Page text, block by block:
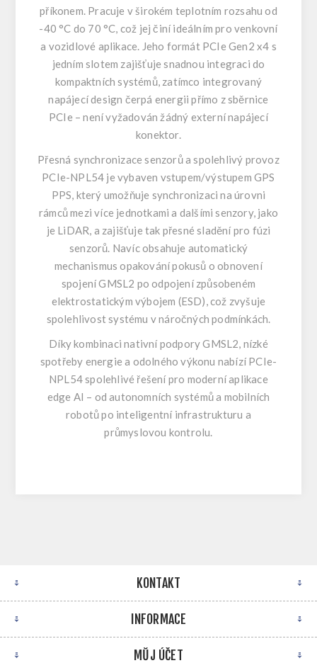
příkonem. Pracuje v širokém teplotním rozsahu od
-40 °C do 70 °C, což jej činí ideálním pro venkovní
a vozidlové aplikace. Jeho formát PCIe Gen2 x4 s
jedním slotem zajišťuje snadnou integraci do
kompaktních systémů, zatímco integrovaný
napájecí design čerpá energii přímo z sběrnice
PCIe – není vyžadován žádný externí napájecí
konektor.
Přesná synchronizace senzorů a spolehlivý provoz
PCIe-NPL54 je vybaven vstupem/výstupem GPS
PPS, který umožňuje synchronizaci na úrovni
rámců mezi více jednotkami a dalšími senzory, jako
je LiDAR, a zajišťuje tak přesné sladění pro fúzi
senzorů. Navíc obsahuje automatický
mechanismus opakování pokusů o obnovení
spojení GMSL2 po odpojení způsobeném
elektrostatickým výbojem (ESD), což zvyšuje
spolehlivost systému v náročných podmínkách.
Díky kombinaci nativní podpory GMSL2, nízké
spotřeby energie a odolného výkonu nabízí PCIe-
NPL54 spolehlivé řešení pro moderní aplikace
edge AI – od autonomních systémů a mobilních
robotů po inteligentní infrastrukturu a
průmyslovou kontrolu.
KONTAKT
INFORMACE
MŮJ ÚČET